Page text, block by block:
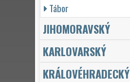
Tábor
JIHOMORAVSKÝ
KARLOVARSKÝ
KRÁLOVÉHRADECKÝ